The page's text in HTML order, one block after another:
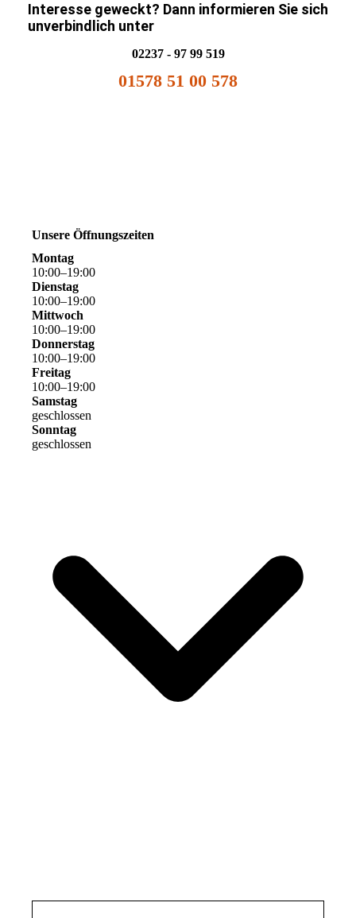
Interesse geweckt? Dann informieren Sie sich
unverbindlich unter
02237 - 97 99 519
01578 51 00 578
Unsere Öffnungszeiten
Montag
10:00–19:00
Dienstag
10:00–19:00
Mittwoch
10:00–19:00
Donnerstag
10:00–19:00
Freitag
10:00–19:00
Samstag
geschlossen
Sonntag
geschlossen